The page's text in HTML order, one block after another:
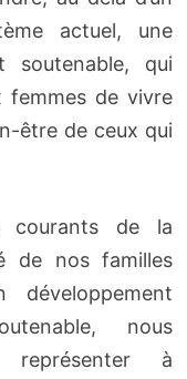
actuel, une
soutenable, qui
femmes de vivre
être de ceux qui
courants de la
de nos familles
développement
nous
représenter à